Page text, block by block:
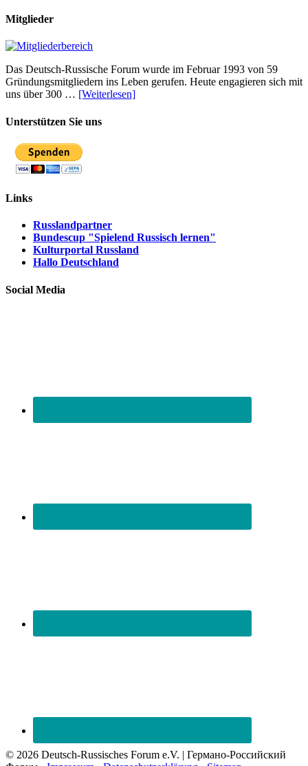
Mitglieder
Das Deutsch-Russische Forum wurde im Februar 1993 von 59
Gründungsmitgliedern ins Leben gerufen. Heute engagieren sich mit
uns über 300 … [Weiterlesen]
Unterstützen Sie uns
Links
Russlandpartner
Bundescup "Spielend Russisch lernen"
Kulturportal Russland
Hallo Deutschland
Social Media
© 2026 Deutsch-Russisches Forum e.V. | Германо-Российский